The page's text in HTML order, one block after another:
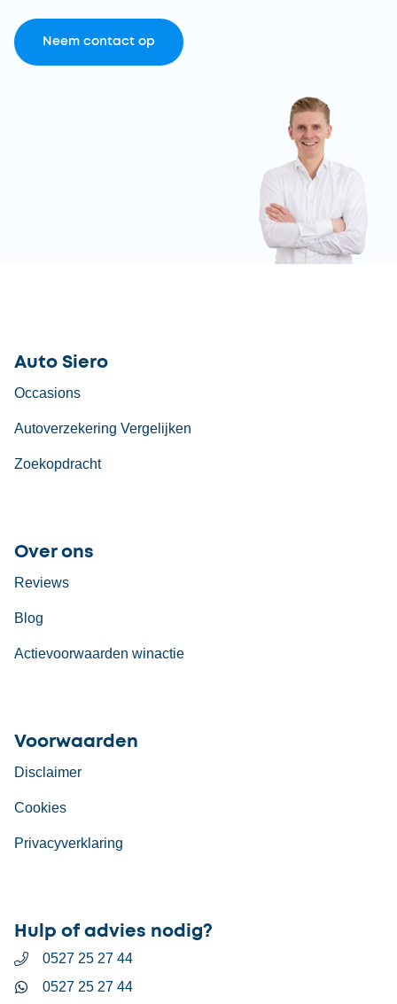
Neem contact op
Auto Siero
Occasions
Autoverzekering Vergelijken
Zoekopdracht
Over ons
Reviews
Blog
Actievoorwaarden winactie
Voorwaarden
Disclaimer
Cookies
Privacyverklaring
Hulp of advies nodig?
0527 25 27 44
0527 25 27 44